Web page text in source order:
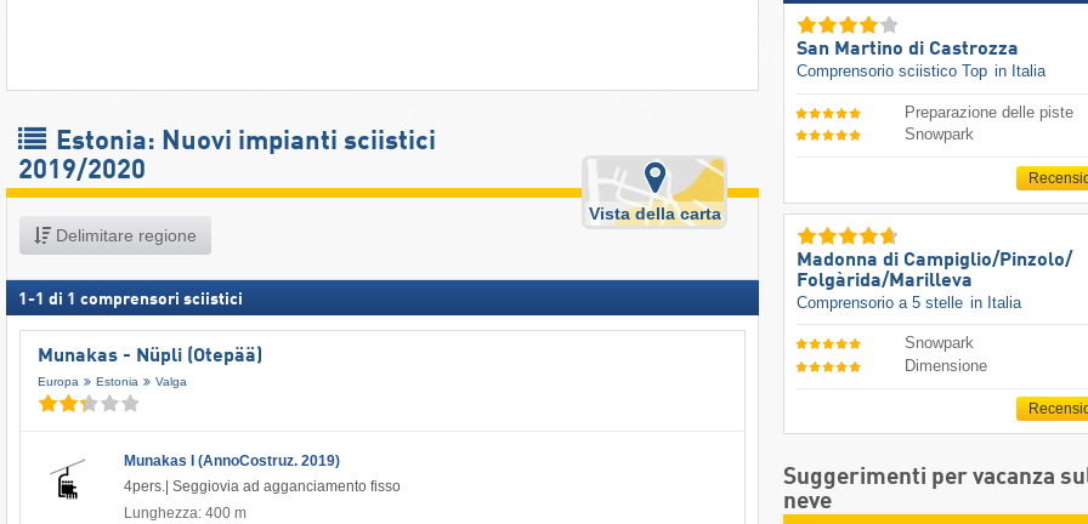
Estonia: Nuovi impianti sciistici
2019/2020
Delimitare regione
Vista della carta
1 -1 di 1 comprensori sciistici
Munakas - Nüpli (Otepää)
Europa Estonia Valga
Munakas I (AnnoCostruz. 2019)
4pers.| Seggiovia ad agganciamento fisso
Lunghezza: 400 m
San Martino di Castrozza
Comprensorio sciistico Top in Italia
Preparazione delle piste
Snowpark
Madonna di Campiglio/​Pinzolo/​
Folgàrida/​Marilleva
Comprensorio a 5 stelle in Italia
Snowpark
Dimensione
Suggerimenti per vacanza
neve